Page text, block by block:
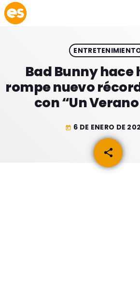
play_arrow EMISIÓN LA PAZ
play_arrow EMISIÓN COCHABAMBA
Bad Bunny hace
rompe nuevo
con “Un Verano
today 6 DE ENERO DE
share
email